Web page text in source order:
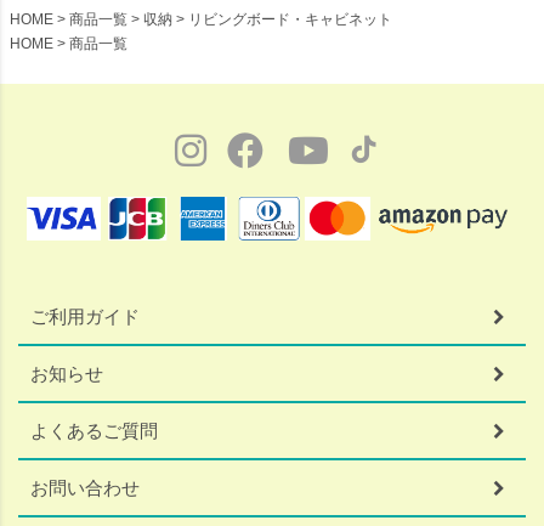
HOME 商品一覧 収納
リビングボード・キャビネット
HOME
商品一覧
ご利用ガイド
お知らせ
よくあるご質問
お問い合わせ